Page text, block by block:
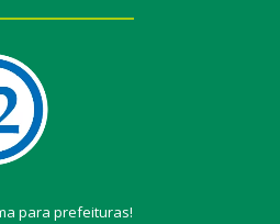
para prefeituras!